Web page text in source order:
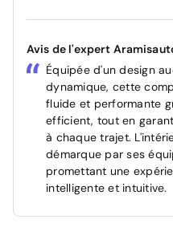
Avis de l'expert
Équipée d'un design
dynamique, cette
fluide et performante
efficient, tout en
à chaque trajet.
démarque par ses
promettant une
intelligente et intuitive.